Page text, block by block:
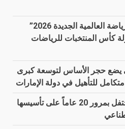
الرياض تستضيف “مؤتمر الرياضة العالمية الجديدة 2026”
كأس المنتخبات للرياضات
حجر الأساس لتوسعة كبرى
للتأهيل في دولة الإمارات
حضانة أوركارد البريطانية تحتفل بمرور 20 عاماً على تأسيسها